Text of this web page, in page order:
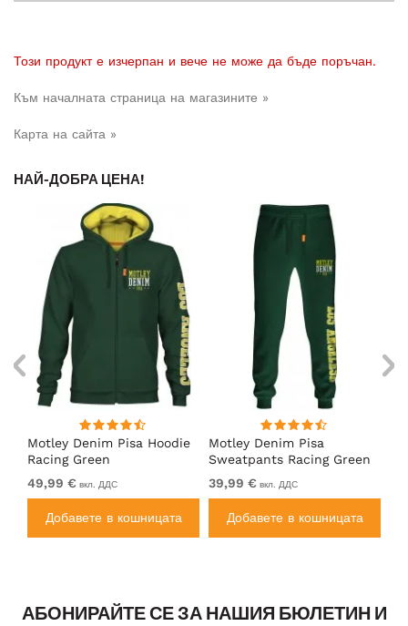
Този продукт е изчерпан и вече не може да бъде поръчан.
Към началната страница на магазините »
Карта на сайта »
НАЙ-ДОБРА ЦЕНА!
Motley Denim Pisa Hoodie
Racing Green
49,99 € вкл. ДДС
Добавете в кошницата
Motley Denim Pisa
Sweatpants Racing Green
39,99 € вкл. ДДС
Добавете в кошницата
АБОНИРАЙТЕ СЕ ЗА НАШИЯ БЮЛЕТИН И